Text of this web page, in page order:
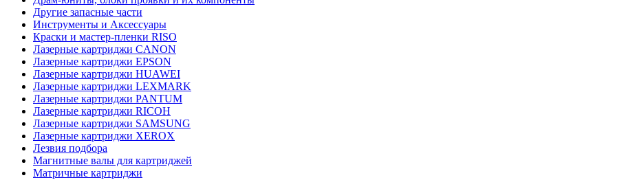
Другие запасные части
Инструменты и Аксессуары
Краски и мастер-пленки RISO
Лазерные картриджи CANON
Лазерные картриджи EPSON
Лазерные картриджи HUAWEI
Лазерные картриджи LEXMARK
Лазерные картриджи PANTUM
Лазерные картриджи RICOH
Лазерные картриджи SAMSUNG
Лазерные картриджи XEROX
Лезвия подбора
Магнитные валы для картриджей
Матричные картриджи